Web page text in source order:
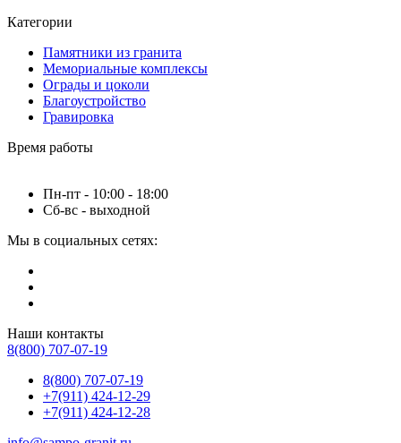
Категории
Памятники из гранита
Мемориальные комплексы
Ограды и цоколи
Благоустройство
Гравировка
Время работы
Пн-пт - 10:00 - 18:00
Сб-вс - выходной
Мы в социальных сетях:
Наши контакты
8(800) 707-07-19
8(800) 707-07-19
+7(911) 424-12-29
+7(911) 424-12-28